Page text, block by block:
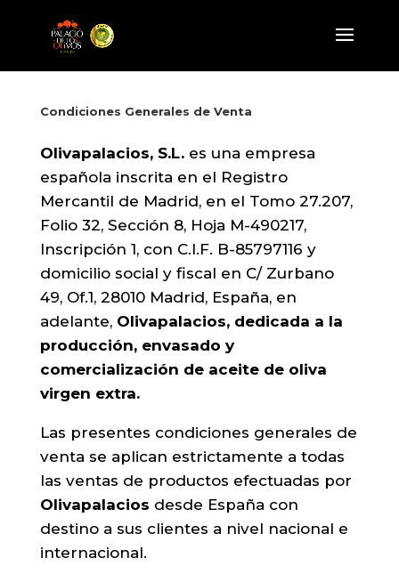
Condiciones Generales de Venta
Olivapalacios, S.L.es una empresa
española inscrita en el Registro
Mercantil de Madrid, en el Tomo 27.207,
Folio 32, Sección 8, Hoja M-490217,
Inscripción 1, con C.I.F. B-85797116 y
domicilio social y fiscal en C/ Zurbano
49, Of.1, 28010 Madrid, España, en
adelante, Olivapalacios, dedicada a la
producción, envasado y
comercialización de aceite de oliva
virgen extra.
Las presentes condiciones generales de
venta se aplican estrictamente a todas
las ventas de productos efectuadas por
Olivapalacios desde España con
destino a sus clientes a nivel nacional e
internacional.